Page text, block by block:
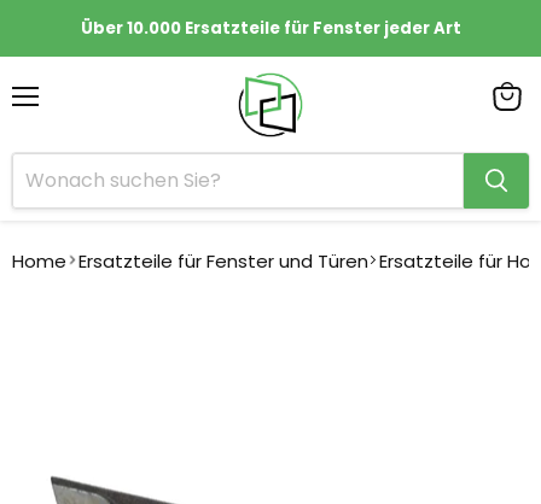
Über 10.000 Ersatzteile für Fenster jeder Art
Home Ersatzteile für Fenster und Türen Ersatzteile für